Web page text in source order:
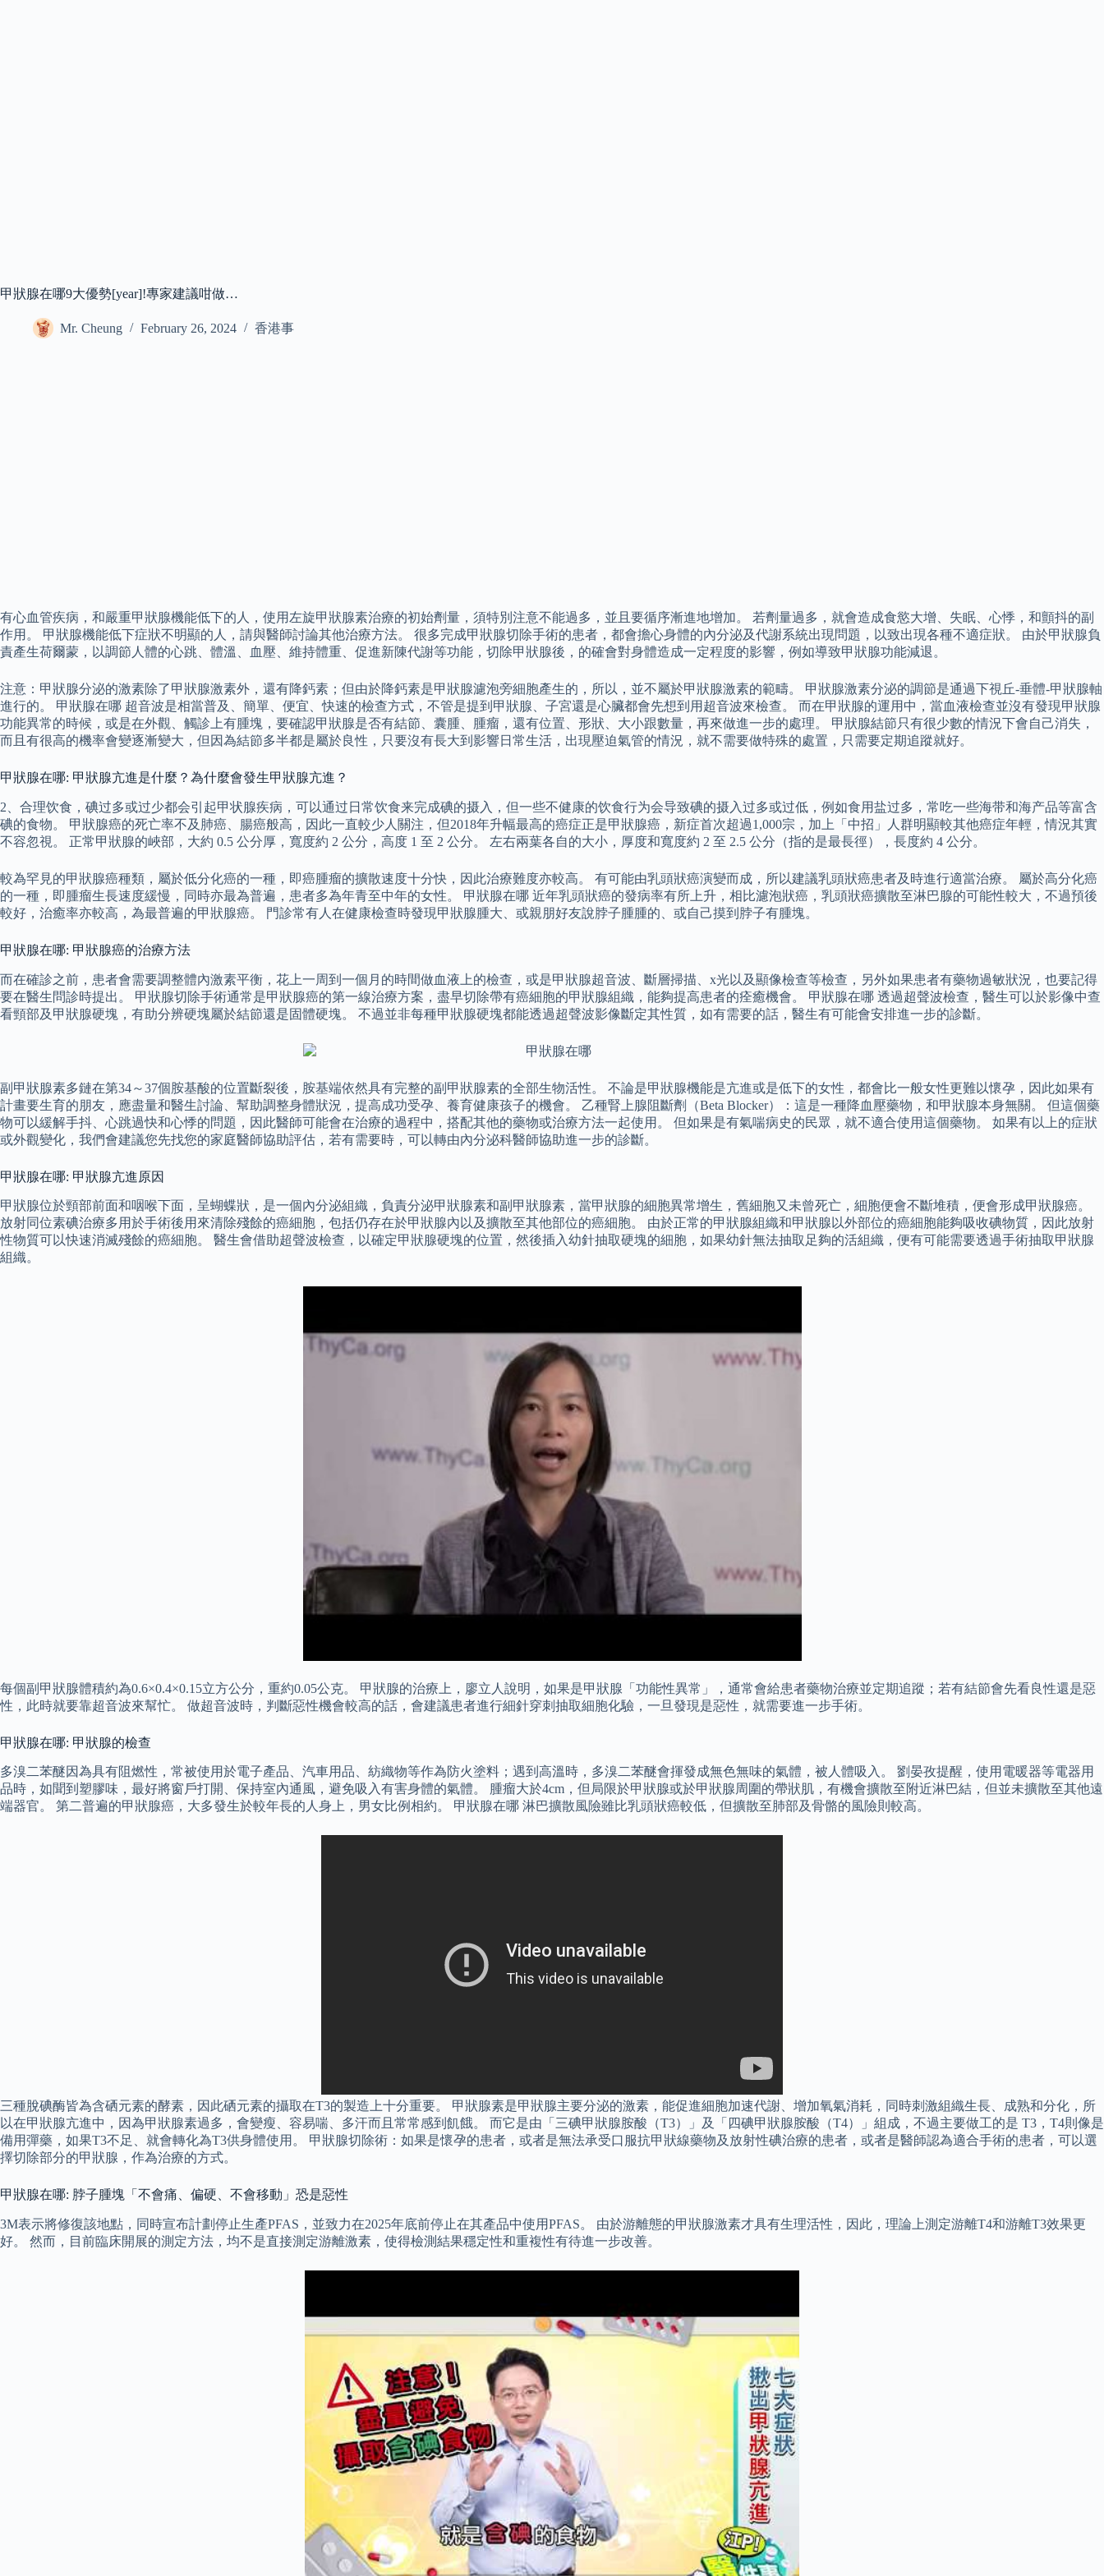
甲狀腺在哪9大優勢[year]!專家建議咁做…
Mr. Cheung February 26, 2024 香港事
有心血管疾病，和嚴重甲狀腺機能低下的人，使用左旋甲狀腺素治療的初始劑量，須特別注意不能過多，並且要循序漸進地增加。 若劑量過多，就會造成食慾大增、失眠、心悸，和顫抖的副
作用。 甲狀腺機能低下症狀不明顯的人，請與醫師討論其他治療方法。 很多完成甲狀腺切除手術的患者，都會擔心身體的內分泌及代謝系統出現問題，以致出現各種不適症狀。 由於甲狀腺負
責產生荷爾蒙，以調節人體的心跳、體溫、血壓、維持體重、促進新陳代謝等功能，切除甲狀腺後，的確會對身體造成一定程度的影響，例如導致甲狀腺功能減退。
注意：甲狀腺分泌的激素除了甲狀腺激素外，還有降鈣素；但由於降鈣素是甲狀腺濾泡旁細胞產生的，所以，並不屬於甲狀腺激素的範疇。 甲狀腺激素分泌的調節是通過下視丘-垂體-甲狀腺軸
進行的。 甲狀腺在哪 超音波是相當普及、簡單、便宜、快速的檢查方式，不管是提到甲狀腺、子宮還是心臟都會先想到用超音波來檢查。 而在甲狀腺的運用中，當血液檢查並沒有發現甲狀腺
功能異常的時候，或是在外觀、觸診上有腫塊，要確認甲狀腺是否有結節、囊腫、腫瘤，還有位置、形狀、大小跟數量，再來做進一步的處理。 甲狀腺結節只有很少數的情況下會自己消失，
而且有很高的機率會變逐漸變大，但因為結節多半都是屬於良性，只要沒有長大到影響日常生活，出現壓迫氣管的情況，就不需要做特殊的處置，只需要定期追蹤就好。
甲狀腺在哪: 甲狀腺亢進是什麼？為什麼會發生甲狀腺亢進？
2、合理饮食，碘过多或过少都会引起甲状腺疾病，可以通过日常饮食来完成碘的摄入，但一些不健康的饮食行为会导致碘的摄入过多或过低，例如食用盐过多，常吃一些海带和海产品等富含
碘的食物。 甲狀腺癌的死亡率不及肺癌、腸癌般高，因此一直較少人關注，但2018年升幅最高的癌症正是甲狀腺癌，新症首次超過1,000宗，加上「中招」人群明顯較其他癌症年輕，情況其實
不容忽視。 正常甲狀腺的峽部，大約 0.5 公分厚，寬度約 2 公分，高度 1 至 2 公分。 左右兩葉各自的大小，厚度和寬度約 2 至 2.5 公分（指的是最長徑），長度約 4 公分。
較為罕見的甲狀腺癌種類，屬於低分化癌的一種，即癌腫瘤的擴散速度十分快，因此治療難度亦較高。 有可能由乳頭狀癌演變而成，所以建議乳頭狀癌患者及時進行適當治療。 屬於高分化癌
的一種，即腫瘤生長速度緩慢，同時亦最為普遍，患者多為年青至中年的女性。 甲狀腺在哪 近年乳頭狀癌的發病率有所上升，相比濾泡狀癌，乳頭狀癌擴散至淋巴腺的可能性較大，不過預後
較好，治癒率亦較高，為最普遍的甲狀腺癌。 門診常有人在健康檢查時發現甲狀腺腫大、或親朋好友說脖子腫腫的、或自己摸到脖子有腫塊。
甲狀腺在哪: 甲狀腺癌的治療方法
而在確診之前，患者會需要調整體內激素平衡，花上一周到一個月的時間做血液上的檢查，或是甲狀腺超音波、斷層掃描、x光以及顯像檢查等檢查，另外如果患者有藥物過敏狀況，也要記得
要在醫生問診時提出。 甲狀腺切除手術通常是甲狀腺癌的第一線治療方案，盡早切除帶有癌細胞的甲狀腺組織，能夠提高患者的痊癒機會。 甲狀腺在哪 透過超聲波檢查，醫生可以於影像中查
看頸部及甲狀腺硬塊，有助分辨硬塊屬於結節還是固體硬塊。 不過並非每種甲狀腺硬塊都能透過超聲波影像斷定其性質，如有需要的話，醫生有可能會安排進一步的診斷。
副甲狀腺素多鏈在第34～37個胺基酸的位置斷裂後，胺基端依然具有完整的副甲狀腺素的全部生物活性。 不論是甲狀腺機能是亢進或是低下的女性，都會比一般女性更難以懷孕，因此如果有
計畫要生育的朋友，應盡量和醫生討論、幫助調整身體狀況，提高成功受孕、養育健康孩子的機會。 乙種腎上腺阻斷劑（Beta Blocker）：這是一種降血壓藥物，和甲狀腺本身無關。 但這個藥
物可以緩解手抖、心跳過快和心悸的問題，因此醫師可能會在治療的過程中，搭配其他的藥物或治療方法一起使用。 但如果是有氣喘病史的民眾，就不適合使用這個藥物。 如果有以上的症狀
或外觀變化，我們會建議您先找您的家庭醫師協助評估，若有需要時，可以轉由內分泌科醫師協助進一步的診斷。
甲狀腺在哪: 甲狀腺亢進原因
甲狀腺位於頸部前面和咽喉下面，呈蝴蝶狀，是一個內分泌組織，負責分泌甲狀腺素和副甲狀腺素，當甲狀腺的細胞異常增生，舊細胞又未曾死亡，細胞便會不斷堆積，便會形成甲狀腺癌。
放射同位素碘治療多用於手術後用來清除殘餘的癌細胞，包括仍存在於甲狀腺內以及擴散至其他部位的癌細胞。 由於正常的甲狀腺組織和甲狀腺以外部位的癌細胞能夠吸收碘物質，因此放射
性物質可以快速消滅殘餘的癌細胞。 醫生會借助超聲波檢查，以確定甲狀腺硬塊的位置，然後插入幼針抽取硬塊的細胞，如果幼針無法抽取足夠的活組織，便有可能需要透過手術抽取甲狀腺
組織。
每個副甲狀腺體積約為0.6×0.4×0.15立方公分，重約0.05公克。 甲狀腺的治療上，廖立人說明，如果是甲狀腺「功能性異常」，通常會給患者藥物治療並定期追蹤；若有結節會先看良性還是惡
性，此時就要靠超音波來幫忙。 做超音波時，判斷惡性機會較高的話，會建議患者進行細針穿刺抽取細胞化驗，一旦發現是惡性，就需要進一步手術。
甲狀腺在哪: 甲狀腺的檢查
多溴二苯醚因為具有阻燃性，常被使用於電子產品、汽車用品、紡織物等作為防火塗料；遇到高溫時，多溴二苯醚會揮發成無色無味的氣體，被人體吸入。 劉晏孜提醒，使用電暖器等電器用
品時，如聞到塑膠味，最好將窗戶打開、保持室內通風，避免吸入有害身體的氣體。 腫瘤大於4cm，但局限於甲狀腺或於甲狀腺周圍的帶狀肌，有機會擴散至附近淋巴結，但並未擴散至其他遠
端器官。 第二普遍的甲狀腺癌，大多發生於較年長的人身上，男女比例相約。 甲狀腺在哪 淋巴擴散風險雖比乳頭狀癌較低，但擴散至肺部及骨骼的風險則較高。
三種脫碘酶皆為含硒元素的酵素，因此硒元素的攝取在T3的製造上十分重要。 甲狀腺素是甲狀腺主要分泌的激素，能促進細胞加速代謝、增加氧氣消耗，同時刺激組織生長、成熟和分化，所
以在甲狀腺亢進中，因為甲狀腺素過多，會變瘦、容易喘、多汗而且常常感到飢餓。 而它是由「三碘甲狀腺胺酸（T3）」及「四碘甲狀腺胺酸（T4）」組成，不過主要做工的是 T3，T4則像是
備用彈藥，如果T3不足、就會轉化為T3供身體使用。 甲狀腺切除術：如果是懷孕的患者，或者是無法承受口服抗甲狀線藥物及放射性碘治療的患者，或者是醫師認為適合手術的患者，可以選
擇切除部分的甲狀腺，作為治療的方式。
甲狀腺在哪: 脖子腫塊「不會痛、偏硬、不會移動」恐是惡性
3M表示將修復該地點，同時宣布計劃停止生產PFAS，並致力在2025年底前停止在其產品中使用PFAS。 由於游離態的甲狀腺激素才具有生理活性，因此，理論上測定游離T4和游離T3效果更
好。 然而，目前臨床開展的測定方法，均不是直接測定游離激素，使得檢測結果穩定性和重複性有待進一步改善。